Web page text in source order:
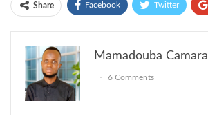
Share Facebook Twitter
Mamadouba Camara
6 Comments